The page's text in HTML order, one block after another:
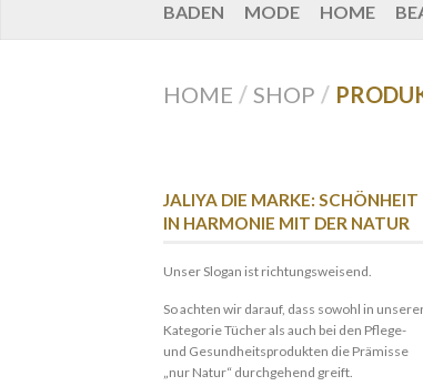
BADEN MODE HOME
HOME / SHOP /
JALIYA DIE MARKE: SCHÖNHEIT
IN HARMONIE MIT DER NATUR
Unser Slogan ist richtungsweisend.
So achten wir darauf, dass sowohl in
Kategorie Tücher als auch bei den Pflege-
und Gesundheitsprodukten die Prämisse
„nur Natur“ durchgehend greift.